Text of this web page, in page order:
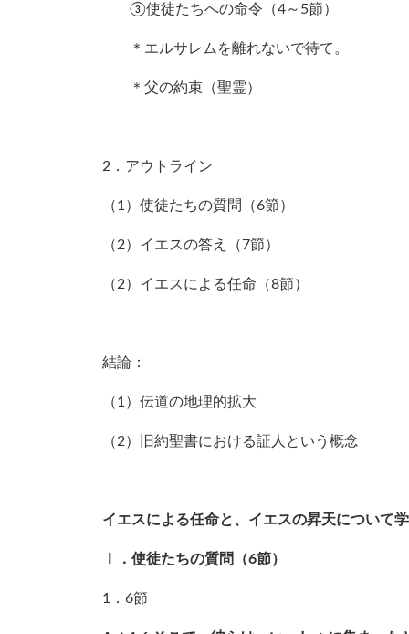
③使徒たちへの命令（4～5節）
＊エルサレムを離れないで待て。
＊父の約束（聖霊）
2．アウトライン
（1）使徒たちの質問（6節）
（2）イエスの答え（7節）
（2）イエスによる任命（8節）
結論：
（1）伝道の地理的拡大
（2）旧約聖書における証人という概念
イエスによる任命と、イエスの昇天について
Ⅰ．使徒たちの質問（6節）
1．6節